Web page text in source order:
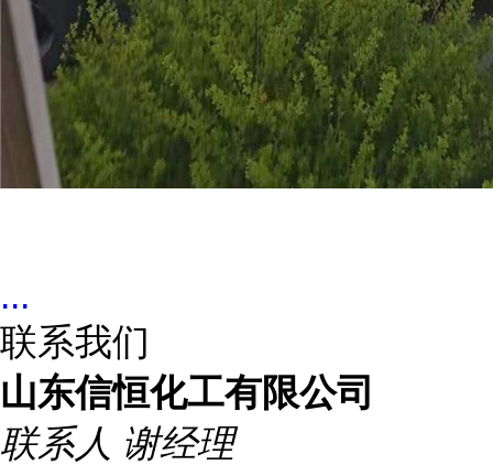
...
联系我们
山东信恒化工有限公司
联系人 谢经理